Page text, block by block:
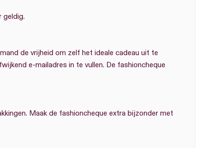
geldig.
de vrijheid om zelf het ideale cadeau uit te
e-mailadres in te vullen. De fashioncheque
Maak de fashioncheque extra bijzonder met